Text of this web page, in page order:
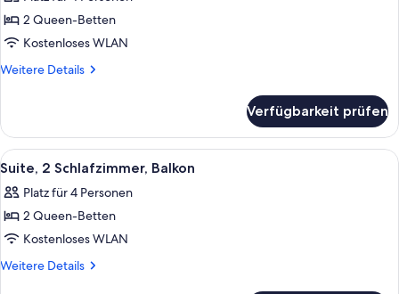
Suite,
2 Schlafzimmer
anzeigen
2 Queen-Betten
Kostenloses WLAN
Weitere Details
Weitere
2 Schlafzimmer
Verfügbarkeit prüfen
Alle
Fotos
für
Suite,
2 Schlafzimmer,
Balkon
Ein Hotelzimmer mit einem großen
19
Suite, 2 Schlafzimmer, Balkon
Platz für 4 Personen
2 Queen-Betten
Kostenloses WLAN
Weitere Details
Weitere